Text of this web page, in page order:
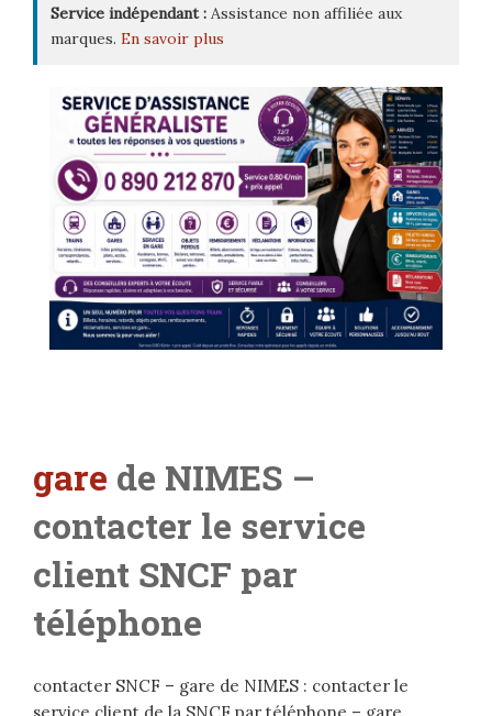
Service indépendant : Assistance non affiliée aux
marques. En savoir plus
gare de NIMES –
contacter le service
client SNCF par
téléphone
contacter SNCF – gare de NIMES : contacter le